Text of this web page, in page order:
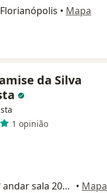
• Mapa
da Silva
1 opinião
Rua Menino Deus, 63 - 2º andar sala 209, Florianópolis • Mapa